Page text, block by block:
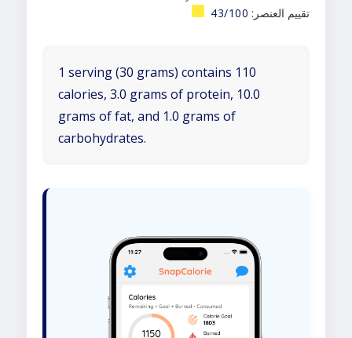
تقييم العنصر: 43/100
1 serving (30 grams) contains 110
calories, 3.0 grams of protein, 10.0
grams of fat, and 1.0 grams of
carbohydrates.